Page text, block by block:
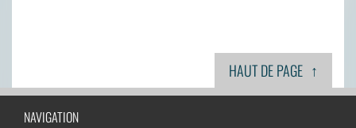
HAUT DE PAGE ↑
NAVIGATION